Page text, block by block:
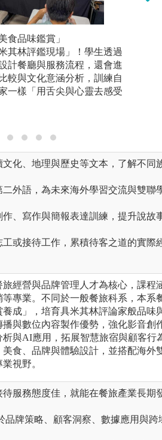
食品味鑑賞」
其林評鑑現場」！學生透過
計餐廳與服務流程，還會進
較與文化意涵分析，訓練自
一樣「用舌尖與心靈去感受
化、地理與歷史等文本，了解不同
外語，為未來海外學習交流與雙聯
、寫作與簡報表達訓練，提升說故
或接待工作，累積待客之道的實際
經營與品牌管理人才為核心，課程
專業。不同於一般餐旅科系，本系
成」，培育具米其林評論家般品味
與數位內容製作優勢，強化影音創
與AI應用，拓展智慧旅宿與顧客行
食、品牌與體驗設計，並搭配海外
視野。
服務態度佳，就能在餐旅產業長期
牌策略、顧客洞察、數據應用與跨